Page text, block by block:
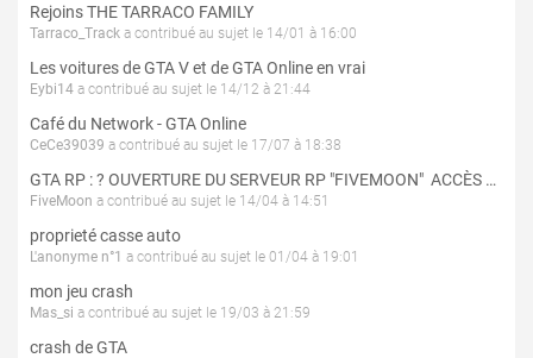
Rejoins THE TARRACO FAMILY
Tarraco_Track a contribué au sujet le 14/01 à 16:00
Les voitures de GTA V et de GTA Online en vrai
Eybi14 a contribué au sujet le 14/12 à 21:44
Café du Network - GTA Online
CeCe39039 a contribué au sujet le 17/07 à 18:38
GTA RP : ? OUVERTURE DU SERVEUR RP "FIVEMOON"  ACCÈS LIBRE ?
FiveMoon a contribué au sujet le 14/04 à 14:51
proprieté casse auto
L'anonyme n°1 a contribué au sujet le 01/04 à 19:01
mon jeu crash
Mas_si a contribué au sujet le 19/03 à 21:59
crash de GTA